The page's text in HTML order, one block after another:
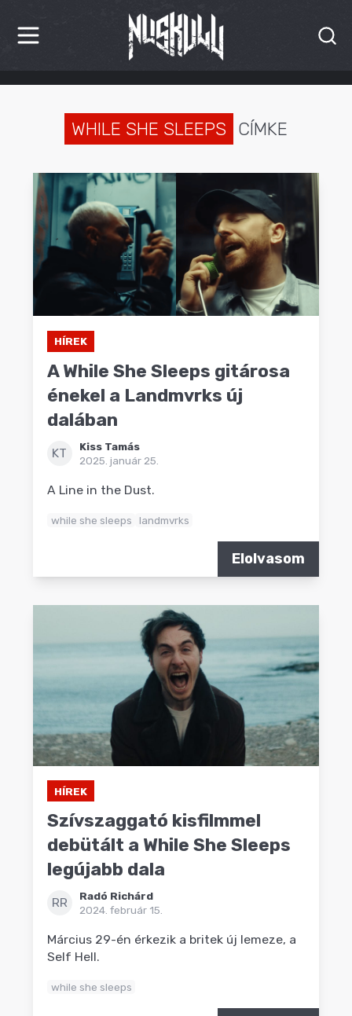
HÍREK
KRITIKÁK
INTERJÚK
PREMIEREK
KULT
BLOG
WHILE SHE SLEEPS CÍMKE
HÍREK
A While She Sleeps gitárosa
énekel a Landmvrks új
dalában
KT
Kiss Tamás
2025. január 25.
A Line in the Dust.
while she sleeps landmvrks
Elolvasom
HÍREK
Szívszaggató kisfilmmel
debütált a While She Sleeps
legújabb dala
RR
Radó Richárd
2024. február 15.
Március 29-én érkezik a britek új lemeze, a
Self Hell.
while she sleeps